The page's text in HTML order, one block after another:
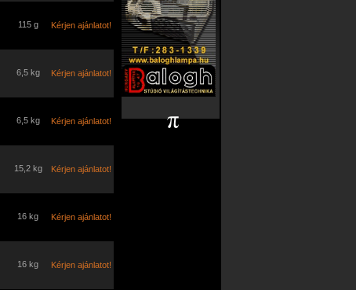
115 g Kérjen ajánlatot!
6,5 kg Kérjen ajánlatot!
6,5 kg Kérjen ajánlatot!
15,2 kg Kérjen ajánlatot!
16 kg Kérjen ajánlatot!
16 kg Kérjen ajánlatot!